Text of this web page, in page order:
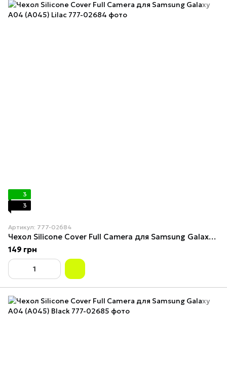
3
3
Артикул: 777-02684
Чехол Silicone Cover Full Camera для Samsung Galaxy A04 (A045) Lilac
149 грн